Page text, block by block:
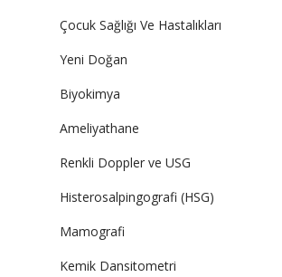
Çocuk Sağlığı Ve Hastalıkları
Yeni Doğan
Biyokimya
Ameliyathane
Renkli Doppler ve USG
Histerosalpingografi (HSG)
Mamografi
Kemik Dansitometri